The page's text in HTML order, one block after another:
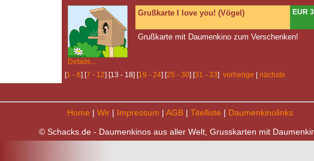
Details...
Grußkarte I love you! (Vögel) EUR
Grußkarte mit Daumenkino zum Verschenken!
[1 - 6] [7 - 12] [13 - 18] [19 - 24] [25 - 30] [31 - 33] vorherige nächste
Home | Wir| Impressum | AGB| Titelliste | Daumenkinolinks
© Schacks.de - Daumenkinos aus aller Welt, Grusskarten mit